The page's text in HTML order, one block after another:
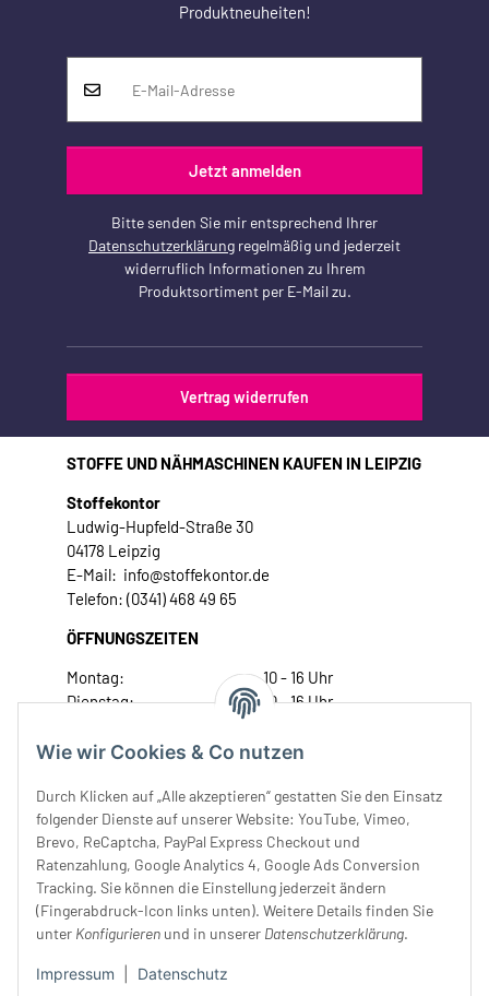
Wie wir Cookies & Co nutzen
Durch Klicken auf „Alle akzeptieren“ gestatten Sie den Einsatz
folgender Dienste auf unserer Website: YouTube, Vimeo,
Brevo, ReCaptcha, PayPal Express Checkout und
Ratenzahlung, Google Analytics 4, Google Ads Conversion
Tracking. Sie können die Einstellung jederzeit ändern
(Fingerabdruck-Icon links unten). Weitere Details finden Sie
unter Konfigurieren und in unserer Datenschutzerklärung.
Impressum Datenschutz
Produktneuheiten!
Jetzt anmelden
Bitte senden Sie mir entsprechend Ihrer
Datenschutzerklärung regelmäßig und jederzeit
widerruflich Informationen zu Ihrem
Produktsortiment per E-Mail zu.
Vertrag widerrufen
STOFFE UND NÄHMASCHINEN KAUFEN IN LEIPZIG
Stoffekontor
Ludwig-Hupfeld-Straße 30
04178 Leipzig
E-Mail: info@stoffekontor.de
Telefon: (0341) 468 49 65
ÖFFNUNGSZEITEN
Montag:
10 - 16 Uhr
Dienstag:
10 - 16 Uhr
Donnerstag:
10 - 18 Uhr
Samstag:
10 - 14 Uhr
Unser Service
Rechtliches